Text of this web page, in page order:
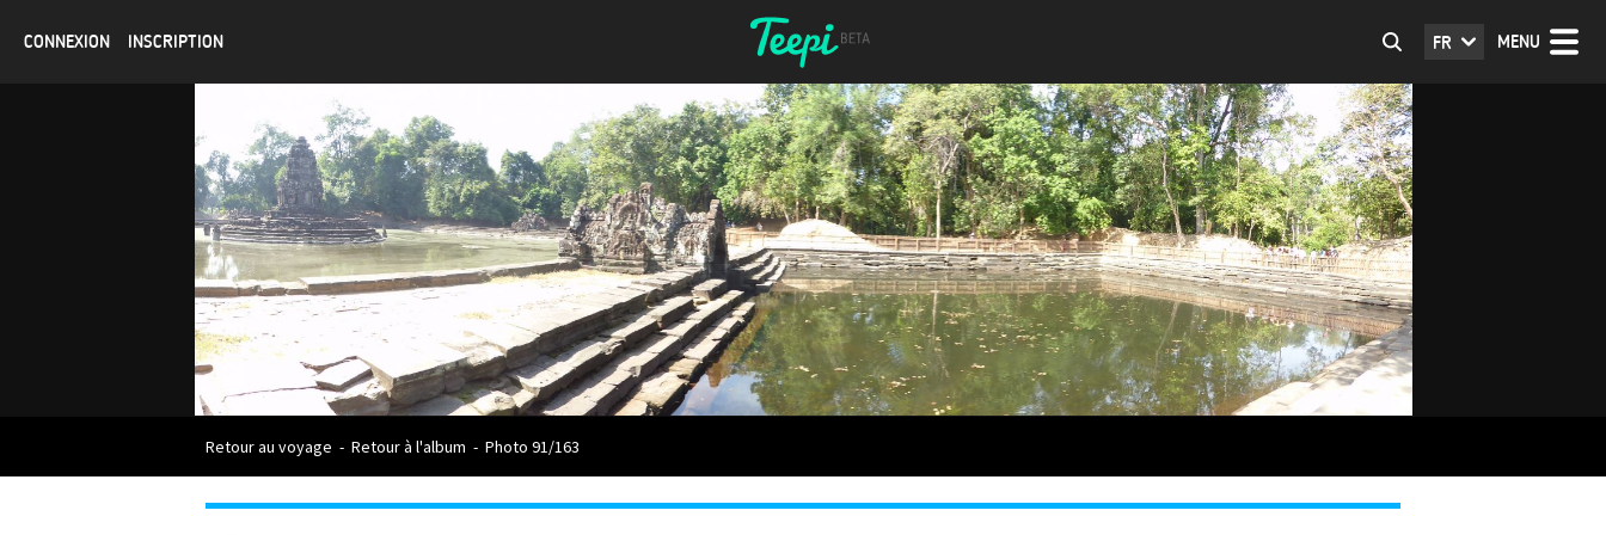
CONNEXION INSCRIPTION MENU
FR
Retour au voyage - Retour à l'album - Photo 91/163